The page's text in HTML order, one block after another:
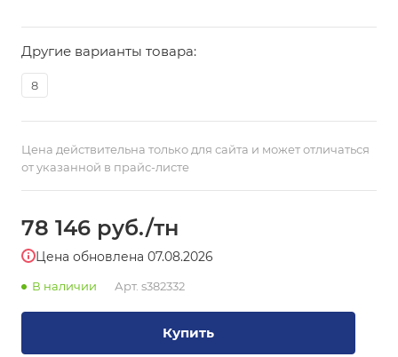
Другие варианты товара:
8
Цена действительна только для сайта и может отличаться
от указанной в прайс-листе
78 146 руб./тн
Цена обновлена 07.08.2026
В наличии Арт. s382332
Купить